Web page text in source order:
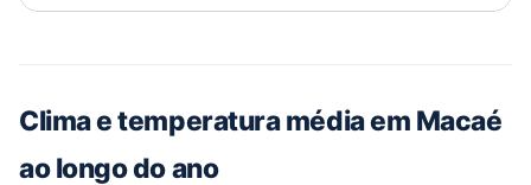
Clima e temperatura média em Macaé
ao longo do ano